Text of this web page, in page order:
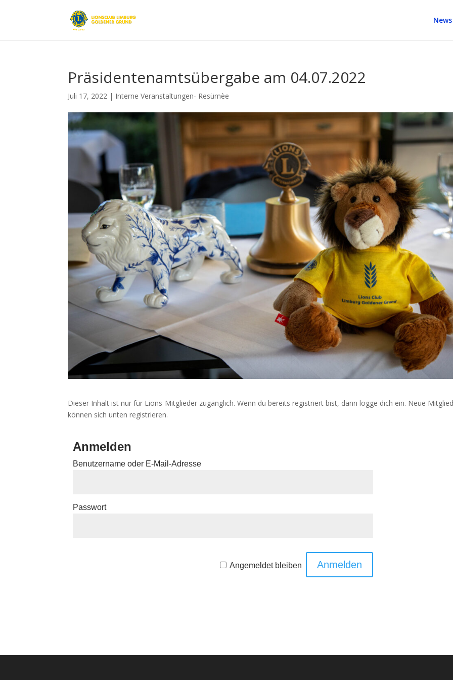
News
Präsidentenamtsübergabe am 04.07.2022
Juli 17, 2022 | Interne Veranstaltungen- Resümèe
Dieser Inhalt ist nur für Lions-Mitglieder zugänglich. Wenn du bereits registriert bist, dann logge dich ein. Neue
können sich unten registrieren.
Anmelden
Benutzername oder E-Mail-Adresse
Passwort
Angemeldet bleiben